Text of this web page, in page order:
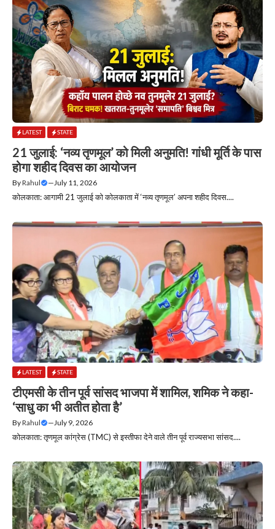
LATEST STATE
21 जुलाई: ‘नव्य तृणमूल’ को मिली अनुमति! गांधी मूर्ति के पास
होगा शहीद दिवस का आयोजन
ByRahul — July 11, 2026
कोलकाता: आगामी 21 जुलाई को कोलकाता में ‘नव्य तृणमूल’ अपना शहीद दिवस....
LATEST STATE
टीएमसी के तीन पूर्व सांसद भाजपा में शामिल, शमिक ने कहा-
‘साधु का भी अतीत होता है’
ByRahul — July 9, 2026
कोलकाता: तृणमूल कांग्रेस (TMC) से इस्तीफा देने वाले तीन पूर्व राज्यसभा सांसद....